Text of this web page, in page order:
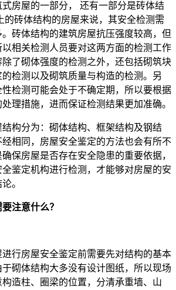
房屋的一部分， 还有一部分是砖体结
的砖体结构的房屋来说，其安全检测需
砖体结构的建筑房屋抗压强度较高，但
相关检测人员要对这两方面的检测工作
了砌体强度的检测之外，还包括砌筑块
检测以及砌筑质量与构造的检测。另
检测可能会处于不确定期，所以要根据
理措施，进而保证检测结果更加准确。
构分为：砌体结构、框架结构及钢结
相同，房屋安全鉴定的方法也会有所不
保房屋是否存在安全隐患的重要依据，
鉴定机构进行检测，才能够对房屋的安
。
注意什么？
行房屋安全鉴定前需要先对结构的基本
砌体结构大多没有设计图纸，所以现场
造柱、圈梁的位置，分清承重墙、山